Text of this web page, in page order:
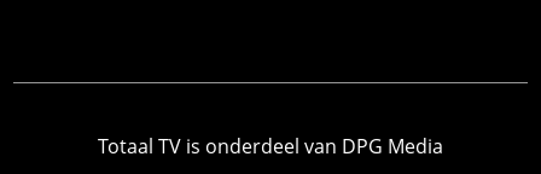
Totaal TV is onderdeel van DPG Media